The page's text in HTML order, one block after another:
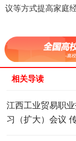
议等方式提高家庭
相关导读
江西工业贸易职
习（扩大）会议